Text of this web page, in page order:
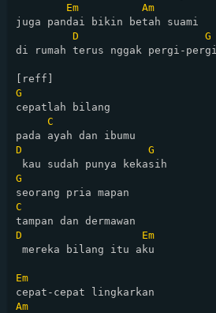
Em
Am
juga pandai bikin betah suami
D
G
di rumah terus nggak pergi-pergi
G
cepatlah bilang
C
D
G
G
C
D
Em
mereka bilang itu aku
Em
Am